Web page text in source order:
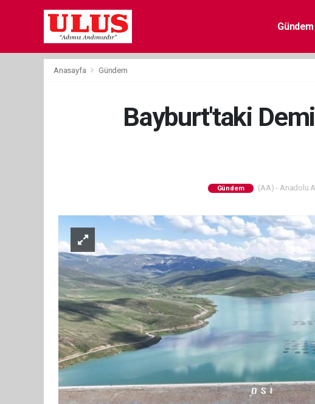
Gündem
Anasayfa Gündem
Bayburt'taki
Gündem (AA) - Anadolu